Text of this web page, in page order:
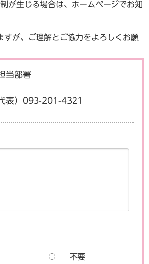
が生じる場合は、ホームページでお知
すが、ご理解とご協力をよろしくお願
当部署
代表）093-201-4321
不要